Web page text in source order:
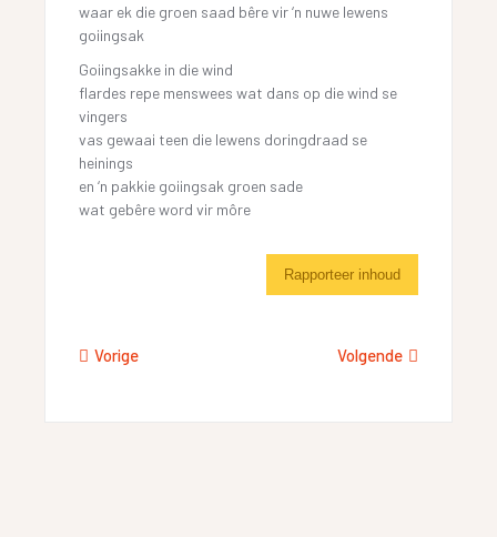
waar ek die groen saad bêre vir ‘n nuwe lewens
goiingsak
Goiingsakke in die wind
flardes repe menswees wat dans op die wind se
vingers
vas gewaai teen die lewens doringdraad se
heinings
en ‘n pakkie goiingsak groen sade
wat gebêre word vir môre
Rapporteer inhoud
Vorige Volgende